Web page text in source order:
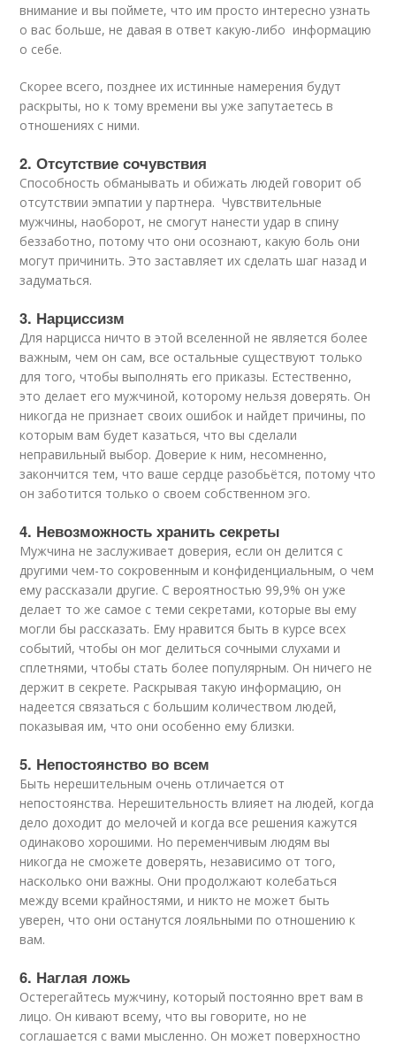
внимание и вы поймете, что им просто интересно узнать
о вас больше, не давая в ответ какую-либо информацию
о себе.
Скорее всего, позднее их истинные намерения будут
раскрыты, но к тому времени вы уже запутаетесь в
отношениях с ними.
2. Отсутствие сочувствия
Способность обманывать и обижать людей говорит об
отсутствии эмпатии у партнера. Чувствительные
мужчины, наоборот, не смогут нанести удар в спину
беззаботно, потому что они осознают, какую боль они
могут причинить. Это заставляет их сделать шаг назад и
задуматься.
3. Нарциссизм
Для нарцисса ничто в этой вселенной не является более
важным, чем он сам, все остальные существуют только
для того, чтобы выполнять его приказы. Естественно,
это делает его мужчиной, которому нельзя доверять. Он
никогда не признает своих ошибок и найдет причины, по
которым вам будет казаться, что вы сделали
неправильный выбор. Доверие к ним, несомненно,
закончится тем, что ваше сердце разобьётся, потому что
он заботится только о своем собственном эго.
4. Невозможность хранить секреты
Мужчина не заслуживает доверия, если он делится с
другими чем-то сокровенным и конфиденциальным, о чем
ему рассказали другие. С вероятностью 99,9% он уже
делает то же самое с теми секретами, которые вы ему
могли бы рассказать. Ему нравится быть в курсе всех
событий, чтобы он мог делиться сочными слухами и
сплетнями, чтобы стать более популярным. Он ничего не
держит в секрете. Раскрывая такую информацию, он
надеется связаться с большим количеством людей,
показывая им, что они особенно ему близки.
5. Непостоянство во всем
Быть нерешительным очень отличается от
непостоянства. Нерешительность влияет на людей, когда
дело доходит до мелочей и когда все решения кажутся
одинаково хорошими. Но переменчивым людям вы
никогда не сможете доверять, независимо от того,
насколько они важны. Они продолжают колебаться
между всеми крайностями, и никто не может быть
уверен, что они останутся лояльными по отношению к
вам.
6. Наглая ложь
Остерегайтесь мужчину, который постоянно врет вам в
лицо. Он кивают всему, что вы говорите, но не
соглашается с вами мысленно. Он может поверхностно